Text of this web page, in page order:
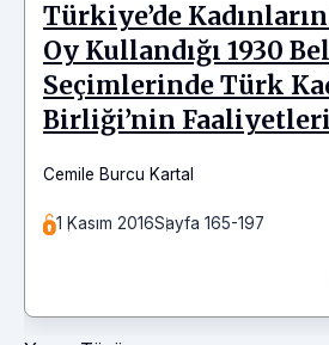
Türkiye’de
Oy Kullandığı 1930
Seçimlerinde Türk
Birliği’nin Faaliyetleri
Cemile Burcu Kartal
1 Kasım 2016Sayfa 165-197